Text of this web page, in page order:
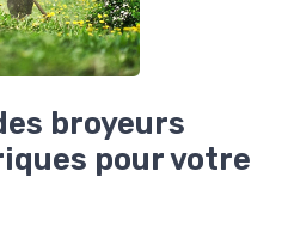
broyeurs
pour votre